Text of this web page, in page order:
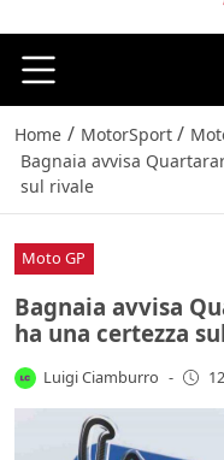
Home / MotorSport /
Bagnaia avvisa
sul rivale
Moto GP
Bagnaia avvisa
ha una certezza
Luigi Ciamburro -